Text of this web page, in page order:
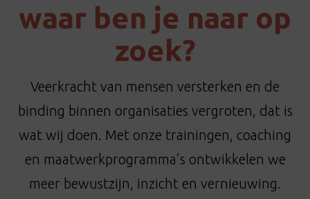
v
o
waar ben je naar op
zoek?
Veerkracht van mensen versterken en de
binding binnen organisaties vergroten, dat is
wat wij doen. Met onze trainingen, coaching
en maatwerkprogramma’s ontwikkelen we
meer bewustzijn, inzicht en vernieuwing.